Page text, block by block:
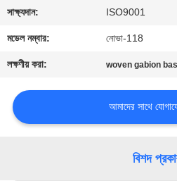
গুণমান
নিয়ন্ত্রণ
আমাদের
সাথে
সাক্ষ্যদান: ISO9001
মডেল নম্বার: নোভা-118
লক্ষণীয় করা: woven gabion
আমাদের সাথে
বিশদ